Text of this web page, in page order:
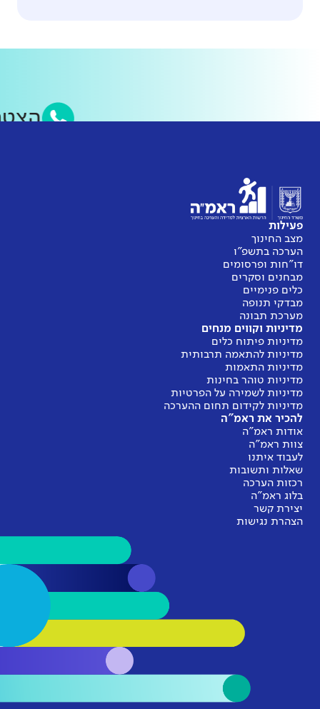
פעילות
מצב החינוך
הערכה בתשפ"ו
דו"חות ופרסומים
מבחנים וסקרים
כלים פנימיים
מבדקי תנופה
מערכת תבונה
מדיניות וקווים מנחים
מדיניות פיתוח כלים
מדיניות להתאמה תרבותית
מדיניות התאמות
מדיניות טוהר בחינות
מדיניות לשמירה על הפרטיות
מדיניות לקידום תחום ההערכה
להכיר את ראמ"ה
אודות ראמ"ה
צוות ראמ"ה
לעבוד איתנו
שאלות ותשובות
רכזות הערכה
בלוג ראמ"ה
יצירת קשר
הצהרת נגישות